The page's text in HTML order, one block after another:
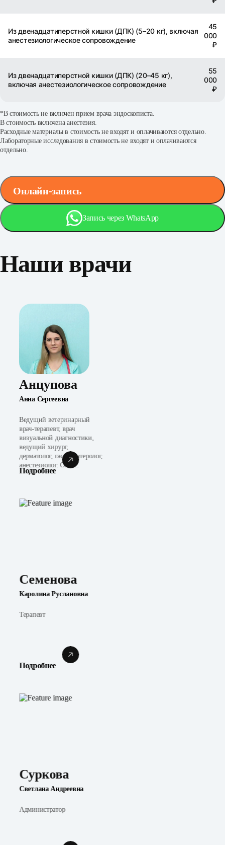
Из двенадцатиперстной кишки (ДПК) (5–20 кг), включая
анестезиологическое сопровождение
45
000
₽
Из двенадцатиперстной кишки (ДПК) (20–45 кг),
включая анестезиологическое сопровождение
55
000
₽
*В стоимость не включен прием врача эндоскописта.
В стоимость включена анестезия.
Расходные материалы в стоимость не входят и оплачиваются отдельно.
Лабораторные исследования в стоимость не входят и оплачиваются
отдельно.
Онлайн-запись
Запись через WhatsApp
Наши врачи
Анцупова
Анна Сергеевна
Ведущий ветеринарный
врач-терапевт, врач
визуальной диагностики,
ведущий хирург,
дерматолог, гастроэнтеролог,
анестезиолог. Опы...
Подробнее
Семенова
Каролина Руслановна
Терапевт
Подробнее
Суркова
Светлана Андреевна
Администратор